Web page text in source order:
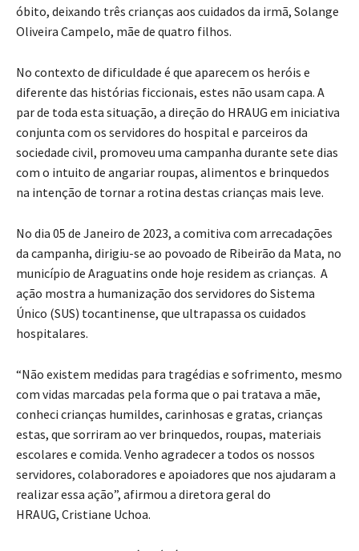
óbito, deixando três crianças aos cuidados da irmã, Solange
Oliveira Campelo, mãe de quatro filhos.
No contexto de dificuldade é que aparecem os heróis e
diferente das histórias ficcionais, estes não usam capa. A
par de toda esta situação, a direção do HRAUG em iniciativa
conjunta com os servidores do hospital e parceiros da
sociedade civil, promoveu uma campanha durante sete dias
com o intuito de angariar roupas, alimentos e brinquedos
na intenção de tornar a rotina destas crianças mais leve.
No dia 05 de Janeiro de 2023, a comitiva com arrecadações
da campanha, dirigiu-se ao povoado de Ribeirão da Mata, no
município de Araguatins onde hoje residem as crianças. A
ação mostra a humanização dos servidores do Sistema
Único (SUS) tocantinense, que ultrapassa os cuidados
hospitalares.
“Não existem medidas para tragédias e sofrimento, mesmo
com vidas marcadas pela forma que o pai tratava a mãe,
conheci crianças humildes, carinhosas e gratas, crianças
estas, que sorriram ao ver brinquedos, roupas, materiais
escolares e comida. Venho agradecer a todos os nossos
servidores, colaboradores e apoiadores que nos ajudaram a
realizar essa ação”, afirmou a diretora geral do
HRAUG, Cristiane Uchoa.